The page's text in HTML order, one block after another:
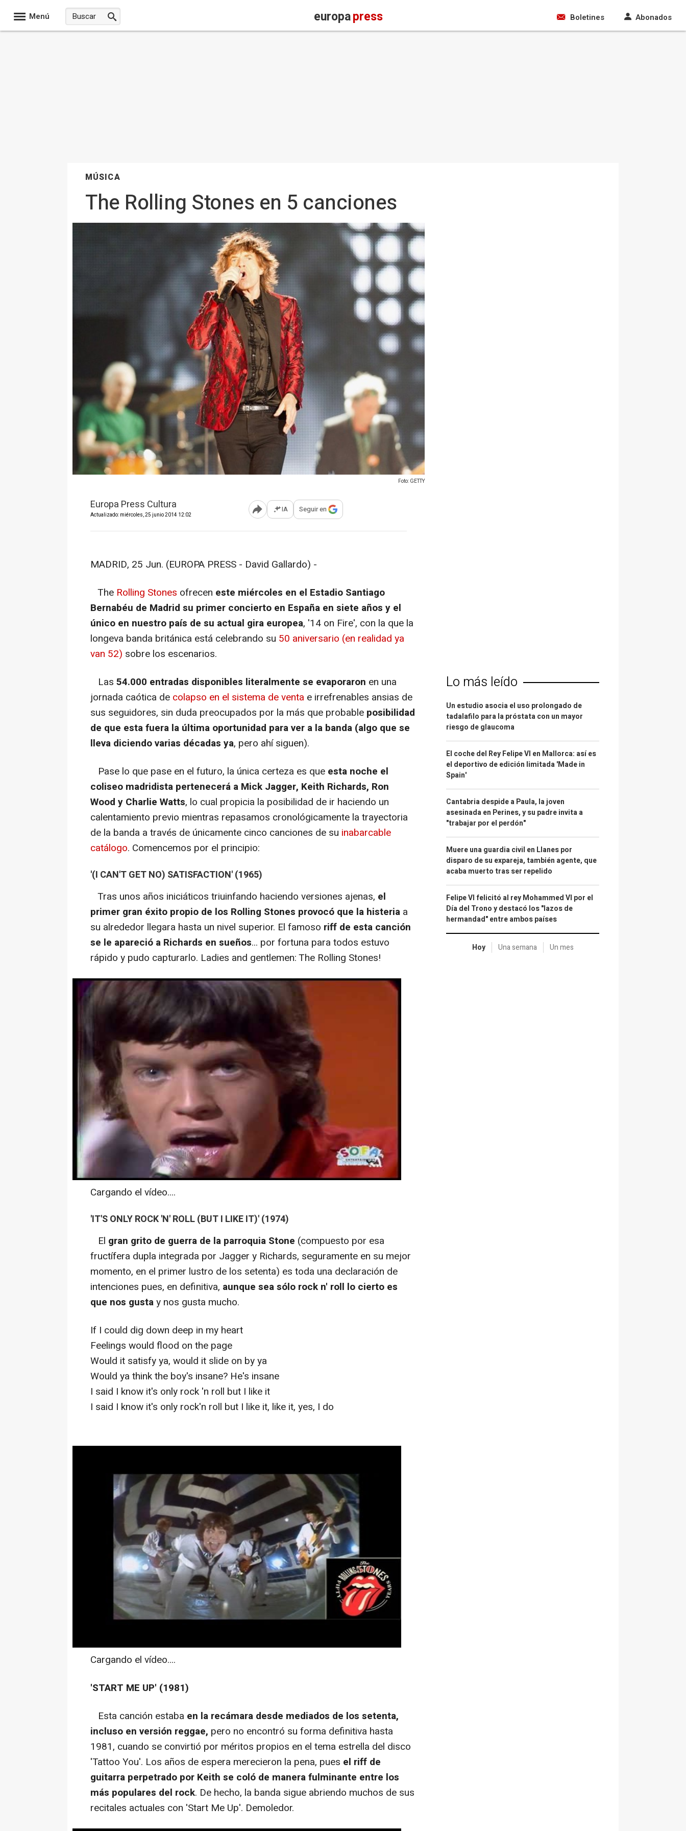
Menú europapress Boletines Abonados
MÚSICA
The Rolling Stones en 5 canciones
Foto: GETTY
Europa Press Cultura
Actualizado: miércoles, 25 junio 2014 12:02 Abrir opciones para compartir
IA Seguir en
MADRID, 25 Jun. (EUROPA PRESS - David Gallardo) -
The Rolling Stones ofrecen este miércoles en el Estadio Santiago
Bernabéu de Madrid su primer concierto en España en siete años y el
único en nuestro país de su actual gira europea, '14 on Fire', con la que la
longeva banda británica está celebrando su 50 aniversario (en realidad ya
van 52) sobre los escenarios.
Las 54.000 entradas disponibles literalmente se evaporaron en una
jornada caótica de colapso en el sistema de venta e irrefrenables ansias de
sus seguidores, sin duda preocupados por la más que probable posibilidad
de que esta fuera la última oportunidad para ver a la banda (algo que se
lleva diciendo varias décadas ya, pero ahí siguen).
Pase lo que pase en el futuro, la única certeza es que esta noche el
coliseo madridista pertenecerá a Mick Jagger, Keith Richards, Ron
Wood y Charlie Watts, lo cual propicia la posibilidad de ir haciendo un
calentamiento previo mientras repasamos cronológicamente la trayectoria
de la banda a través de únicamente cinco canciones de su inabarcable
catálogo. Comencemos por el principio:
'(I CAN'T GET NO) SATISFACTION' (1965)
Tras unos años iniciáticos triuinfando haciendo versiones ajenas, el
primer gran éxito propio de los Rolling Stones provocó que la histeria a
su alrededor llegara hasta un nivel superior. El famoso riff de esta canción
se le apareció a Richards en sueños... por fortuna para todos estuvo
rápido y pudo capturarlo. Ladies and gentlemen: The Rolling Stones!
Cargando el vídeo....
'IT'S ONLY ROCK 'N' ROLL (BUT I LIKE IT)' (1974)
El gran grito de guerra de la parroquia Stone (compuesto por esa
fructífera dupla integrada por Jagger y Richards, seguramente en su mejor
momento, en el primer lustro de los setenta) es toda una declaración de
intenciones pues, en definitiva, aunque sea sólo rock n' roll lo cierto es
que nos gustay nos gusta mucho.
If I could dig down deep in my heart
Feelings would flood on the page
Would it satisfy ya, would it slide on by ya
Would ya think the boy's insane? He's insane
I said I know it's only rock 'n roll but I like it
I said I know it's only rock'n roll but I like it, like it, yes, I do
Cargando el vídeo....
'START ME UP' (1981)
Esta canción estaba en la recámara desde mediados de los setenta,
incluso en versión reggae, pero no encontró su forma definitiva hasta
1981, cuando se convirtió por méritos propios en el tema estrella del disco
'Tattoo You'. Los años de espera merecieron la pena, pues el riff de
guitarra perpetrado por Keith se coló de manera fulminante entre los
más populares del rock. De hecho, la banda sigue abriendo muchos de sus
recitales actuales con 'Start Me Up'. Demoledor.
Lo más leído
Un estudio asocia el uso prolongado de
tadalafilo para la próstata con un mayor
riesgo de glaucoma
El coche del Rey Felipe VI en Mallorca: así es
el deportivo de edición limitada 'Made in
Spain'
Cantabria despide a Paula, la joven
asesinada en Perines, y su padre invita a
"trabajar por el perdón"
Muere una guardia civil en Llanes por
disparo de su expareja, también agente, que
acaba muerto tras ser repelido
Felipe VI felicitó al rey Mohammed VI por el
Día del Trono y destacó los "lazos de
hermandad" entre ambos países
Hoy Una semana Un mes